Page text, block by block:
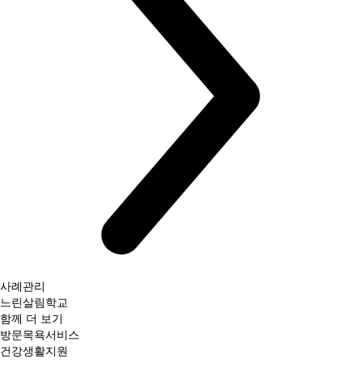
사례관리
느린살림학교
함께 더 보기
방문목욕서비스
건강생활지원